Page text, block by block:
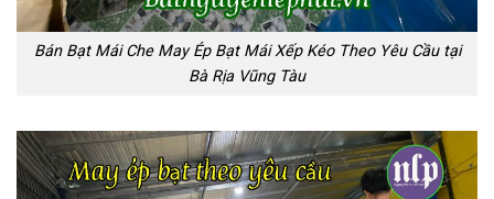
Bán Bạt Mái Che May Ép Bạt Mái Xếp Kéo Theo Yêu Cầu tại
Bà Rịa Vũng Tàu